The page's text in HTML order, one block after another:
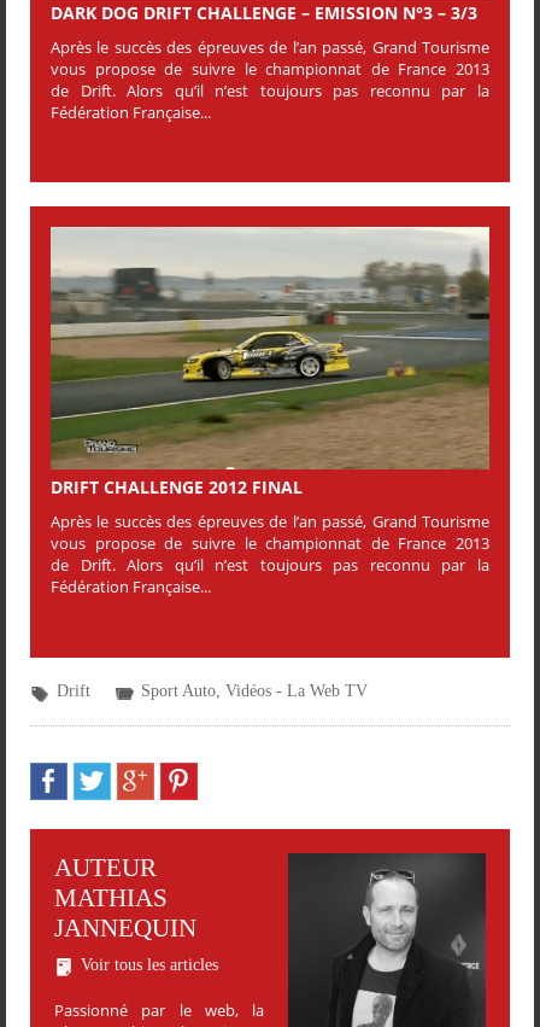
DARK DOG DRIFT CHALLENGE – EMISSION N°3 – 3/3
Après le succès des épreuves de l’an passé, Grand Tourisme
vous propose de suivre le championnat de France 2013
de Drift. Alors qu’il n’est toujours pas reconnu par la
Fédération Française...
DRIFT CHALLENGE 2012 FINAL
Après le succès des épreuves de l’an passé, Grand Tourisme
vous propose de suivre le championnat de France 2013
de Drift. Alors qu’il n’est toujours pas reconnu par la
Fédération Française...
Drift Sport Auto, Vidéos - La Web TV
AUTEUR
MATHIAS
JANNEQUIN
Voir tous les articles
Passionné par le web, la